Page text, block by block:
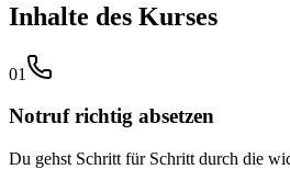
Inhalte des Kurses
01
Notruf richtig absetzen
Du gehst Schritt für Schritt durch die